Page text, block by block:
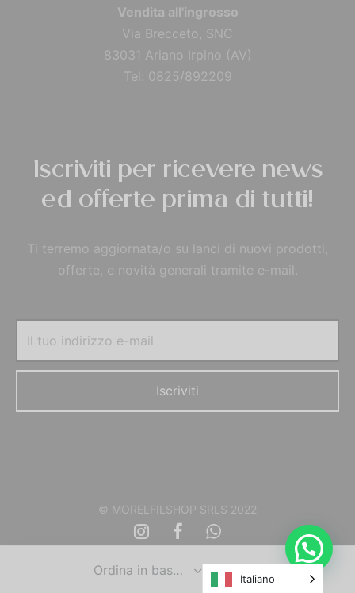
Vendita all'ingrosso
Via Brecceto, SNC
83031 Ariano Irpino (AV)
Tel: 0825/892209
Iscriviti per ricevere news
ed offerte prima di tutti!
Ti terremo aggiornata/o su lanci di nuovi prodotti,
offerte, e novità generali tramite e-mail.
© MORELFILSHOP SRLS 2022
Italiano